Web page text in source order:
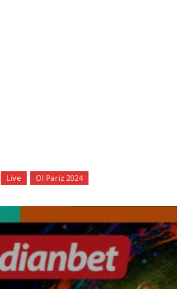
Live OI Pariz 2024